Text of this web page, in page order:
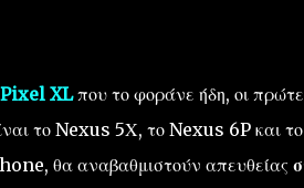
XLπου το φοράνε ήδη, οι
το Nexus 5Χ, το Nexus 6P και το
θα αναβαθμιστούν απευθείας